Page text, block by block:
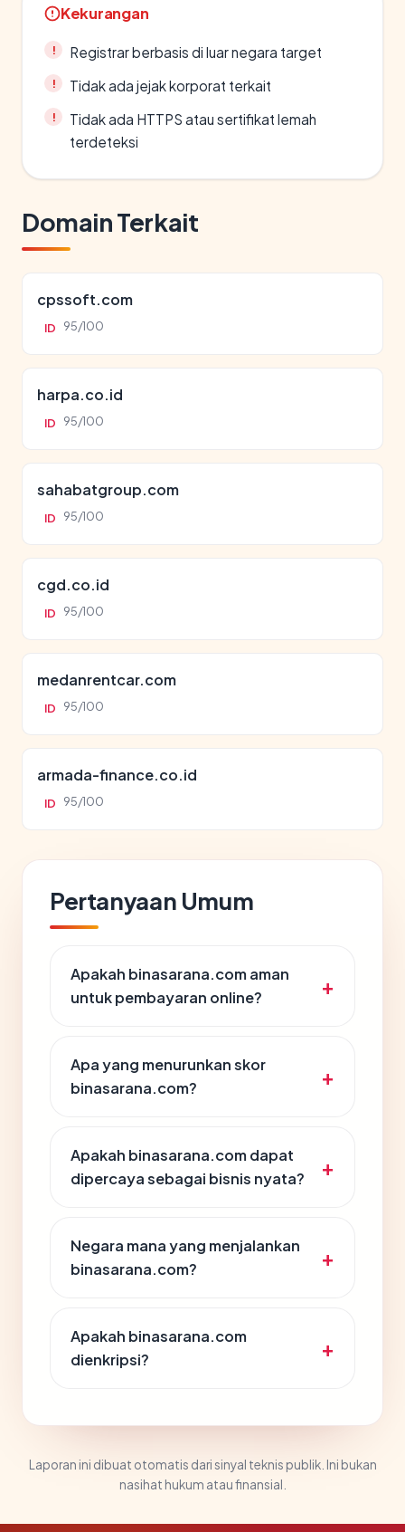
Kekurangan
Registrar berbasis di luar negara target
Tidak ada jejak korporat terkait
Tidak ada HTTPS atau sertifikat lemah
terdeteksi
Domain Terkait
cpssoft.com
ID 95/100
harpa.co.id
ID 95/100
sahabatgroup.com
ID 95/100
cgd.co.id
ID 95/100
medanrentcar.com
ID 95/100
armada-finance.co.id
ID 95/100
Pertanyaan Umum
Apakah binasarana.com aman
untuk pembayaran online?
Apa yang menurunkan skor
binasarana.com?
Apakah binasarana.com dapat
dipercaya sebagai bisnis nyata?
Negara mana yang menjalankan
binasarana.com?
Apakah binasarana.com
dienkripsi?
Laporan ini dibuat otomatis dari sinyal teknis publik. Ini bukan
nasihat hukum atau finansial.